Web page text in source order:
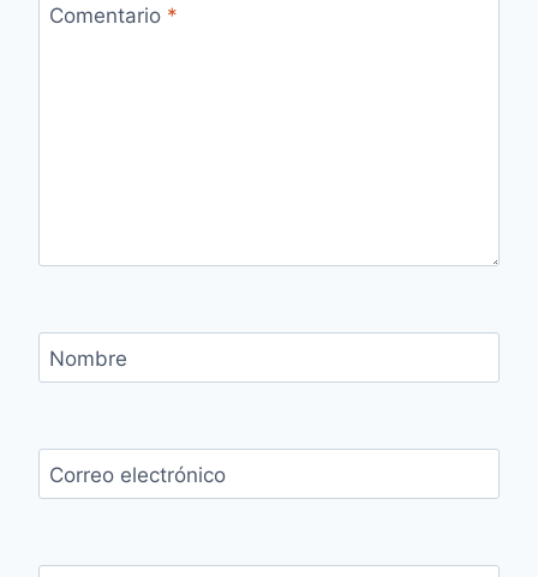
Comentario *
Nombre
Correo electrónico